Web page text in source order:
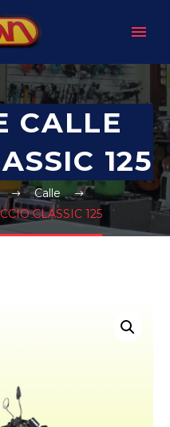
CALLE
125
Calle
CLASSIC 125